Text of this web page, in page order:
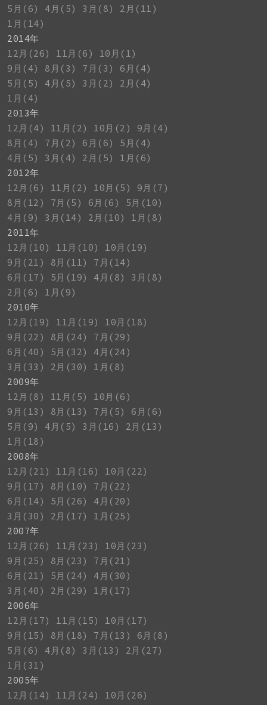
5月(6)
4月(5) 3月(8)
2月(11)
1月(14)
2014年
12月(26)
11月(6)
10月(1)
9月(4)
8月(3) 7月(3)
6月(4)
5月(5)
4月(5) 3月(2)
2月(4)
1月(4)
2013年
12月(4)
11月(2) 10月(2)
9月(4)
8月(4)
7月(2) 6月(6)
5月(4)
4月(5)
3月(4) 2月(5)
1月(6)
2012年
12月(6)
11月(2) 10月(5)
9月(7)
8月(12)
7月(5) 6月(6)
5月(10)
4月(9)
3月(14) 2月(10)
1月(8)
2011年
12月(10)
11月(10)
10月(19)
9月(21)
8月(11)
7月(14)
6月(17)
5月(19) 4月(8)
3月(8)
2月(6)
1月(9)
2010年
12月(19)
11月(19)
10月(18)
9月(22)
8月(24)
7月(29)
6月(40)
5月(32)
4月(24)
3月(33)
2月(30)
1月(8)
2009年
12月(8)
11月(5)
10月(6)
9月(13)
8月(13) 7月(5)
6月(6)
5月(9)
4月(5) 3月(16)
2月(13)
1月(18)
2008年
12月(21)
11月(16)
10月(22)
9月(17)
8月(10)
7月(22)
6月(14)
5月(26)
4月(20)
3月(30)
2月(17)
1月(25)
2007年
12月(26)
11月(23)
10月(23)
9月(25)
8月(23)
7月(21)
6月(21)
5月(24)
4月(30)
3月(40)
2月(29)
1月(17)
2006年
12月(17)
11月(15)
10月(17)
9月(15)
8月(18) 7月(13)
6月(8)
5月(6)
4月(8) 3月(13)
2月(27)
1月(31)
2005年
12月(14)
11月(24)
10月(26)